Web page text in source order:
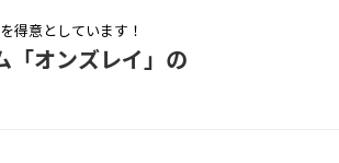
得意としています！
「オンズレイ」の